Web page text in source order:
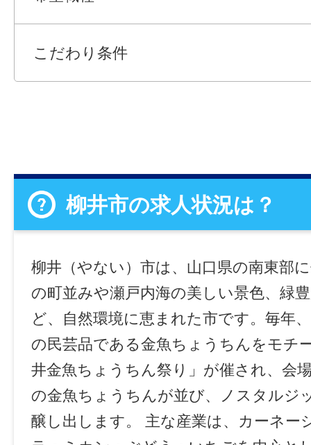
こだわり条件
柳井市の求人状況は？
柳井（やない）市は、山口県の南東部
の町並みや瀬戸内海の美しい景色、緑
ど、自然環境に恵まれた市です。毎年
の民芸品である金魚ちょうちんをモチ
井金魚ちょうちん祭り」が催され、会
の金魚ちょうちんが並び、ノスタルジ
醸し出します。 主な産業は、カーネー